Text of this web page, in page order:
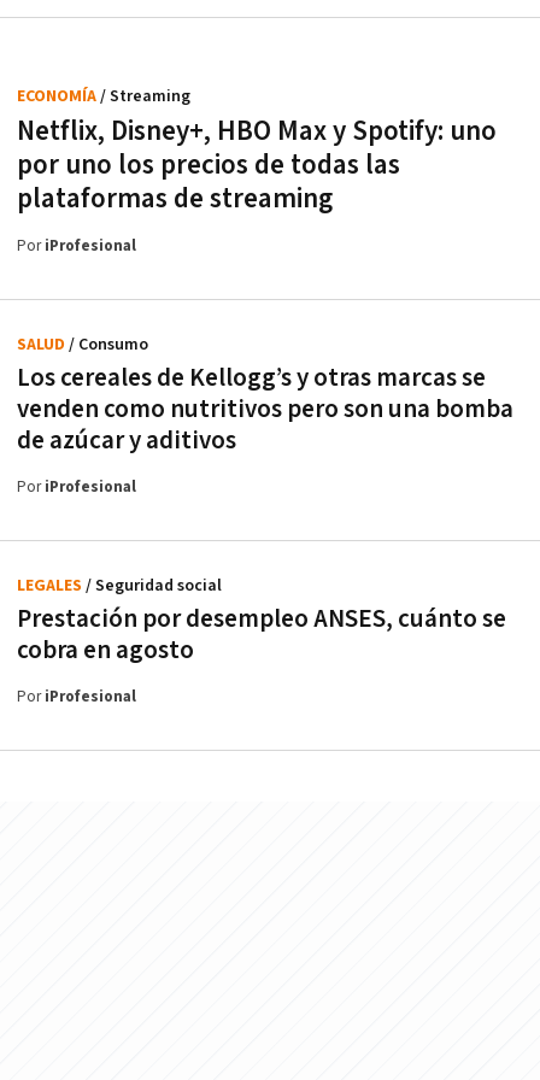
Netflix, Disney+, HBO Max y Spotify: uno
por uno los precios de todas las
plataformas de streaming
ECONOMÍA/ Streaming
PoriProfesional
Los cereales de Kellogg’s y otras marcas se
venden como nutritivos pero son una bomba
de azúcar y aditivos
SALUD / Consumo
PoriProfesional
Prestación por desempleo ANSES, cuánto se
cobra en agosto
LEGALES / Seguridad social
PoriProfesional